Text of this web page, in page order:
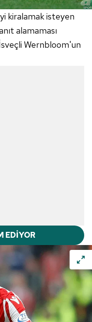
kiralamak isteyen
alamaması
Wernbloom'un
EDİYOR